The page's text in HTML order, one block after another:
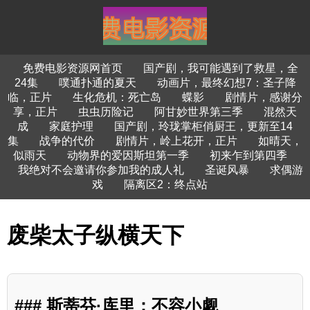
免费电影资源网首页
国产剧，我可能遇到了救星，全
24集
噗通扑通的夏天
动画片，最终幻想7：圣子降
临，正片
生化危机：死亡岛 蝶影
剧情片，感谢分
享，正片
虫虫历险记 阿甘妙世界第三季
混然天
成
家庭护理
国产剧，玲珑掌柜俏厨王，更新至14
集
战争的代价 剧情片，岭上花开，正片
如晴天，
似雨天
动物界的爱因斯坦第一季
初来乍到第四季
我绝对不会邀请你参加我的成人礼
圣诞风暴
求偶游
戏
隔离区2：终点站
废柴太子纵横天下
### 斯蒂芬·库里：不容小觑